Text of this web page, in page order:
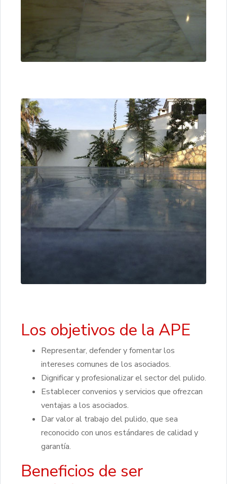
Los objetivos de la APE
Representar, defender y fomentar los
intereses comunes de los asociados.
Dignificar y profesionalizar el sector del pulido.
Establecer convenios y servicios que ofrezcan
ventajas a los asociados.
Dar valor al trabajo del pulido, que sea
reconocido con unos estándares de calidad y
garantía.
Beneficios de ser